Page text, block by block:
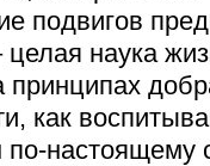
подвигов
наука
принципах
как
по-настоящему